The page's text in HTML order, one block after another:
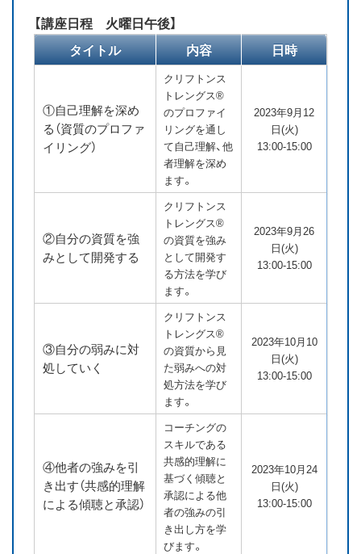
【講座日程 火曜日午後】
タイトル
内容 日時
①自己理解を深め
る（資質のプロファ
イリング）
クリフトンス
トレングス®
のプロファイ
リングを通し
て自己理解、他
者理解を深め
ます。
2023年9月12
日(火)
13:00-15:00
②自分の資質を強
みとして開発する
クリフトンス
トレングス®
の資質を強み
として開発す
る方法を学び
ます。
2023年9月26
日(火)
13:00-15:00
③自分の弱みに対
処していく
クリフトンス
トレングス®
の資質から見
た弱みへの対
処方法を学び
ます。
2023年10月10
日(火)
13:00-15:00
④他者の強みを引
き出す（共感的理解
による傾聴と承認）
コーチングの
スキルである
共感的理解に
基づく傾聴と
承認による他
者の強みの引
き出し方を学
びます。
2023年10月24
日(火)
13:00-15:00